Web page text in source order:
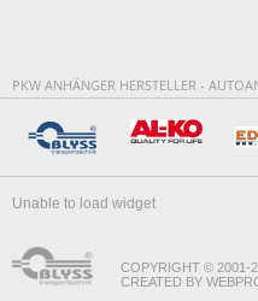
PKW ANHÄNGER HERSTELLER -
Unable to load widget
COPYRIGHT © 2001-
CREATED BY